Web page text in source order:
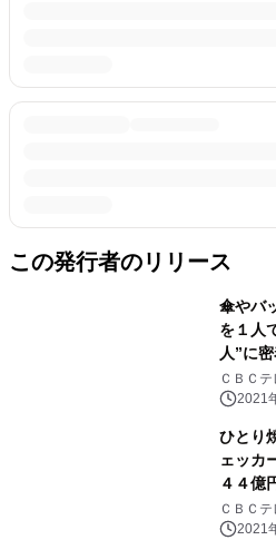
この発行者のリリース
傘やバ
を１人
人”に
ＣＢＣテ
2021
ひとり
ェッカ
４４億
9/19（
ージ）
ＣＢＣテ
2021